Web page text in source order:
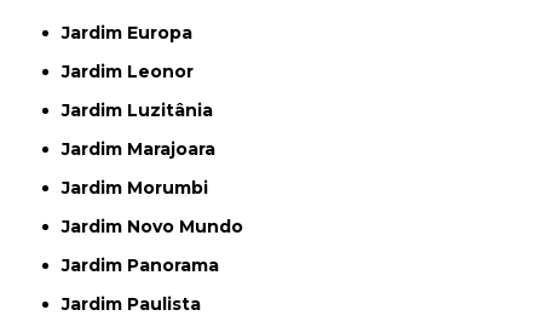
Jardim Europa
Jardim Leonor
Jardim Luzitânia
Jardim Marajoara
Jardim Morumbi
Jardim Novo Mundo
Jardim Panorama
Jardim Paulista